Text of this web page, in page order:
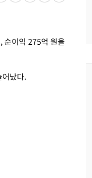
순이익 275억 원을
났다.